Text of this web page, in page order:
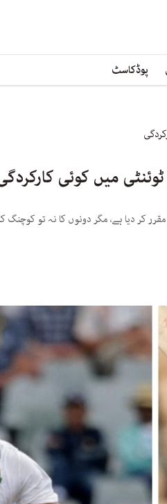
پوڈکاسٹ
میں کوئی
کپ کے لیے پاکستانی ٹیم کا کوچ مقرر کر دیا ہے، مگر